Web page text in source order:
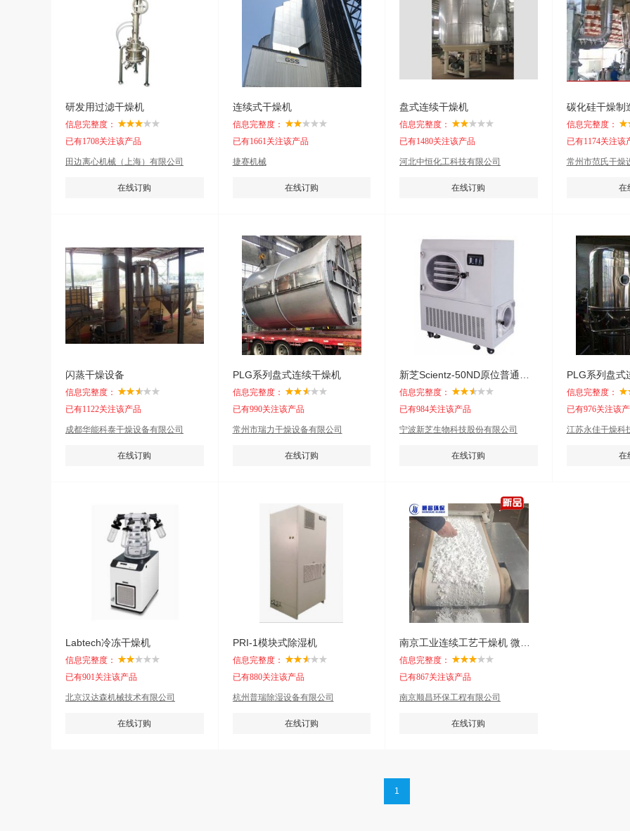
研发用过滤干燥机
信息完整度：
已有1708关注该产品
田边离心机械（上海）有限公司
在线订购
连续式干燥机
信息完整度：
已有1661关注该产品
捷赛机械
在线订购
盘式连续干燥机
信息完整度：
已有1480关注该产品
河北中恒化工科技有限公司
在线订购
碳化硅干燥制
信息完整度：
已有1174关注该
常州市范氏干燥
在
闪蒸干燥设备
信息完整度：
已有1122关注该产品
成都华能科泰干燥设备有限公司
在线订购
PLG系列盘式连续干燥机
信息完整度：
已有990关注该产品
常州市瑞力干燥设备有限公司
在线订购
信息完整度：
已有984关注该产品
宁波新芝生物科技股份有限公司
在线订购
PLG系列盘式
信息完整度：
已有976关注该
江苏永佳干燥科
在
Labtech冷冻干燥机
信息完整度：
已有901关注该产品
北京汉达森机械技术有限公司
在线订购
PRI-1模块式除湿机
信息完整度：
已有880关注该产品
杭州普瑞除湿设备有限公司
在线订购
信息完整度：
已有867关注该产品
南京顺昌环保工程有限公司
在线订购
1